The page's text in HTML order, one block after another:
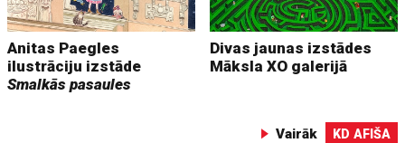
Anitas Paegles
ilustrāciju izstāde
Smalkās pasaules
Divas jaunas izstādes
Māksla XO galerijā
Vairāk KD AFIŠA